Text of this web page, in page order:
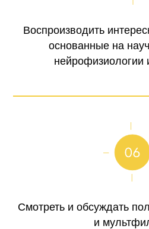
Воспроизводить
основанные на
нейрофизиологии
Смотреть и обсуждать
и